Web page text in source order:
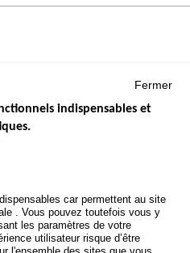
DES ACCIDENTS DE
Fermer
indispensables et
car permettent au site
. Vous pouvez toutefois vous y
les paramètres de votre
utilisateur risque d’être